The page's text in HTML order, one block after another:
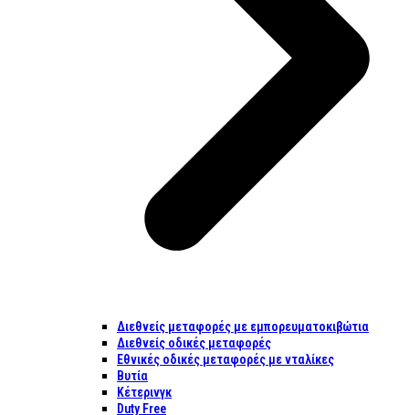
Διεθνείς μεταφορές με εμπορευματοκιβώτια
Διεθνείς οδικές μεταφορές
Εθνικές οδικές μεταφορές με νταλίκες
Βυτία
Κέτερινγκ
Duty Free